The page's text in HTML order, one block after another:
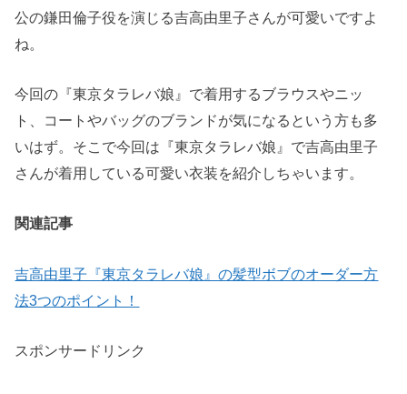
公の鎌田倫子役を演じる吉高由里子さんが可愛いですよ
ね。
今回の『東京タラレバ娘』で着用するブラウスやニッ
ト、コートやバッグのブランドが気になるという方も多
いはず。そこで今回は『東京タラレバ娘』で吉高由里子
さんが着用している可愛い衣装を紹介しちゃいます。
関連記事
吉高由里子『東京タラレバ娘』の髪型ボブのオーダー方
法3つのポイント！
スポンサードリンク